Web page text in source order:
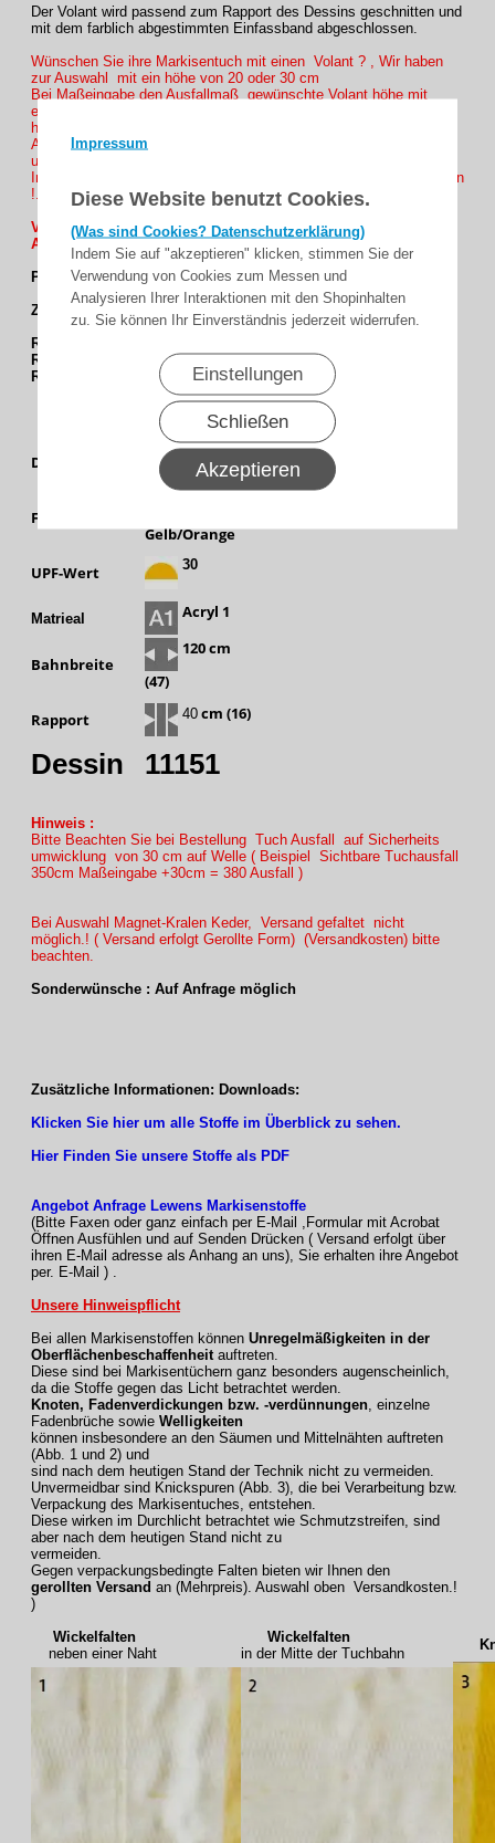
Impressum
Diese Website benutzt Cookies.
(Was sind Cookies? Datenschutzerklärung)
Indem Sie auf "akzeptieren" klicken, stimmen Sie der
Verwendung von Cookies zum Messen und
Analysieren Ihrer Interaktionen mit den Shopinhalten
zu. Sie können Ihr Einverständnis jederzeit widerrufen.
Einstellungen
Schließen
Akzeptieren
Der Volant wird passend zum Rapport des Dessins geschnitten und
mit dem farblich abgestimmten Einfassband abgeschlossen.
Wünschen Sie ihre Markisentuch mit einen Volant ? , Wir haben
zur Auswahl mit ein höhe von 20 oder 30 cm
Bei Maßeingabe den Ausfallmaß gewünschte Volant höhe mit
eingeben ( Beispiel 350 cm Ausfall + 20cm oder 30cm Volant
höhe = 370 oder 380 Ausfall und bei Volant Auswahl die Höhe
Anklicken ob Sie es in höhe 20cm oder 30cm wünschen Volant 1
und 2 Ohne Mehrpreis Volant 3 und 4 mit Mehrpreis.
Info : Farb auswahl des Einfassbands nicht vergessen zu anklicken
!.
Volant Preise und Bestellung ohne Markisentuch nur auf
ANFRAGE möglich...
Passende Einfassband : E54 und E12
Zur Passende Gestelfarbe :
RAL 9016
RAL 9006
weißaluminium
RAL 3003
Dessingruppe
Multistreifen
Farbgruppe
Gelb/Orange
UPF-Wert
30
Matrieal Acryl 1
Bahnbreite
120 cm
(47)
Rapport
40 cm (16)
Dessin 11151
Hinweis :
Bitte Beachten Sie bei Bestellung Tuch Ausfall auf Sicherheits
umwicklung von 30 cm auf Welle ( Beispiel Sichtbare Tuchausfall
350cm Maßeingabe +30cm = 380 Ausfall )
Bei Auswahl Magnet-Kralen Keder, Versand gefaltet nicht
möglich.! ( Versand erfolgt Gerollte Form) (Versandkosten) bitte
beachten.
Sonderwünsche : Auf Anfrage möglich
Zusätzliche Informationen: Downloads:
Klicken Sie hier um alle Stoffe im Überblick zu sehen.
Hier Finden Sie unsere Stoffe als PDF
Angebot Anfrage Lewens Markisenstoffe
(Bitte Faxen oder ganz einfach per E-Mail ,Formular mit Acrobat
Öffnen Ausfühlen und auf Senden Drücken ( Versand erfolgt über
ihren E-Mail adresse als Anhang an uns), Sie erhalten ihre Angebot
per. E-Mail ) .
Unsere Hinweispflicht
Bei allen Markisenstoffen können Unregelmäßigkeiten in der
Oberflächenbeschaffenheitauftreten.
Diese sind bei Markisentüchern ganz besonders augenscheinlich,
da die Stoffe gegen das Licht betrachtet werden.
Knoten, Fadenverdickungen bzw. -verdünnungen, einzelne
Fadenbrüche sowie Welligkeiten
können insbesondere an den Säumen und Mittelnähten auftreten
(Abb. 1 und 2) und
sind nach dem heutigen Stand der Technik nicht zu vermeiden.
Unvermeidbar sind Knickspuren (Abb. 3), die bei Verarbeitung bzw.
Verpackung des Markisentuches, entstehen.
Diese wirken im Durchlicht betrachtet wie Schmutzstreifen, sind
aber nach dem heutigen Stand nicht zu
vermeiden.
Gegen verpackungsbedingte Falten bieten wir Ihnen den
gerollten Versand an (Mehrpreis). Auswahl oben Versandkosten.!
)
Wickelfalten
neben einer Naht
Wickelfalten
in der Mitte der Tuchbahn